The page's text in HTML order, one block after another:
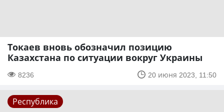
Токаев вновь обозначил позицию
Казахстана по ситуации вокруг Украины
8236 20 июня 2023, 11:50
Республика